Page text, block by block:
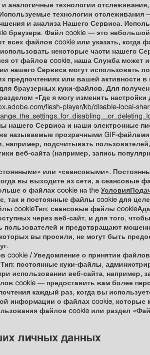
аналогичные технологии
технологии отслеживания
и анализа Нашего Сервиса.
браузера. Файл cookie — это
всех файлов cookie или указать,
некоторые части нашего
от файлов cookie, наша Служба может
нашего Сервиса могут использовать
предпочтениях или вашей активности
браузерных куки-файлов. Для
«Где я могу изменить
flash-player/kb/disable-local-
нашего Сервиса и наши электронные
называемые прозрачными GIF-
например, подсчитывать
веб-сайта (например, запись
или «сеансовыми».
вы выходите из сети, а сеансовые
о файлах cookie на the
так и постоянные файлы cookie для
cookieТип: сеансовые файлы
через веб-сайт, и для того,
пользователей и предотвращают
вы просили, не могут быть
cookie / Уведомление о принятии
постоянные куки-файлы,
использовании веб-сайта, например,
cookie — предоставить вам более
каждый раз, когда вы
информации о файлах cookie,
файлов cookie или раздел
личных данных